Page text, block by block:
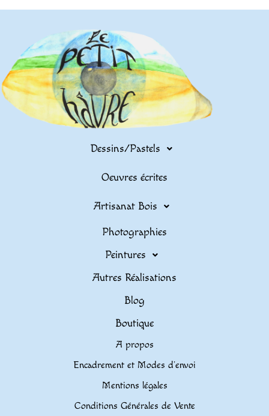
Dessins/Pastels
Oeuvres écrites
Artisanat Bois
Photographies
Peintures
Autres Réalisations
Blog
Boutique
A propos
Encadrement et Modes d’envoi
Mentions légales
Conditions Générales de Vente